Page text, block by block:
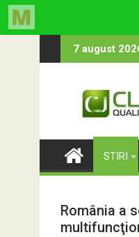
to
7 august
cultural și de
luna devine o întrebare
STIRI
România a